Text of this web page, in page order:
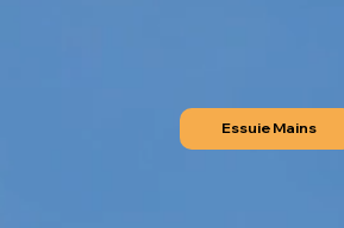
Essuie Mains